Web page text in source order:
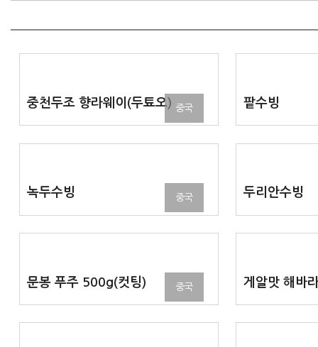
중천두조 향라웨이(두툐오) 팥수빙
중국
녹두수빙 두리안수빙
중국
문봉 푸주 500g(컷팅) 게알맛 해바
중국